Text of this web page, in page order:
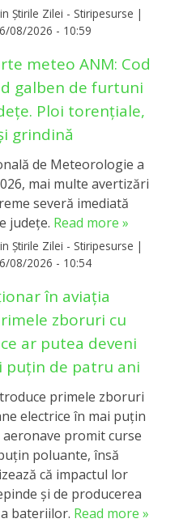
Știrile Zilei - Stiripesurse |
08/2026 - 10:59
meteo ANM: Cod
galben de furtuni
Ploi torențiale,
grindină
de Meteorologie a
mai multe avertizări
severă imediată
județe. Read more »
Știrile Zilei - Stiripesurse |
08/2026 - 10:54
în aviația
zboruri cu
ar putea deveni
puțin de patru ani
primele zboruri
electrice în mai puțin
promit curse
poluante, însă
că impactul lor
și de producerea
bateriilor. Read more »